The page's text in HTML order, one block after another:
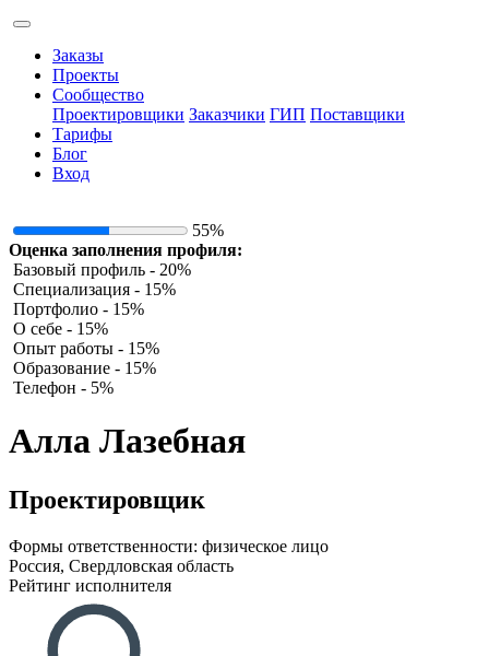
Заказы
Проекты
Сообщество
Проектировщики Заказчики ГИП Поставщики
Тарифы
Блог
Вход
55%
Оценка заполнения профиля:
Базовый профиль - 20%
Специализация - 15%
Портфолио - 15%
О себе - 15%
Опыт работы - 15%
Образование - 15%
Телефон - 5%
Алла Лазебная
Проектировщик
Формы ответственности: физическое лицо
Россия, Свердловская область
Рейтинг исполнителя